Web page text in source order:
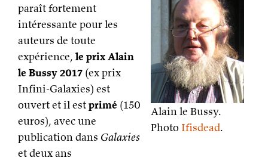
Alain le Bussy.
Photo Ifisdead.
paraît fortement
intéressante pour les
auteurs de toute
expérience, le prix Alain
le Bussy 2017 (ex prix
Infini-Galaxies) est
ouvert et il estprimé (150
euros), avec une
publication dans Galaxies
et deux ans